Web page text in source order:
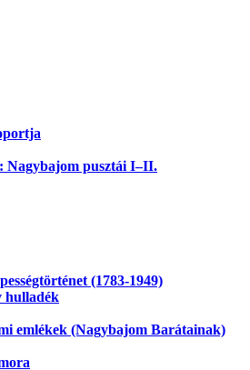
Nagybajom pusztái I–II.
(1783-1949)
hulladék
emlékek (Nagybajom Barátainak)